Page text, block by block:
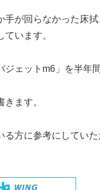
手が回らなかった床
ています。
ジェットm6」を半年
きます。
る方に参考にしてい